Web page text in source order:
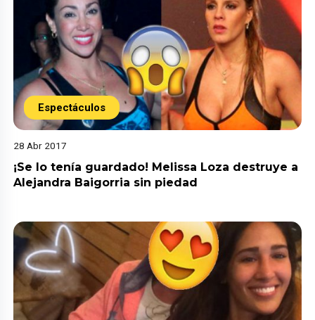
Espectáculos
28 Abr 2017
¡Se lo tenía guardado! Melissa Loza destruye a
Alejandra Baigorria sin piedad